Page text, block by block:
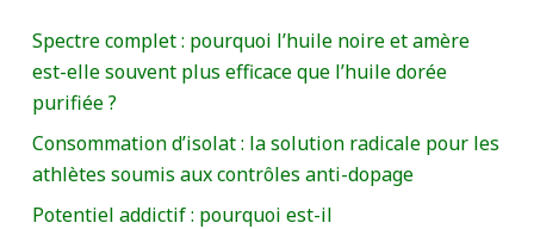
Spectre complet : pourquoi l’huile noire et amère
est-elle souvent plus efficace que l’huile dorée
purifiée ?
Consommation d’isolat : la solution radicale pour les
athlètes soumis aux contrôles anti-dopage
Potentiel addictif : pourquoi est-il